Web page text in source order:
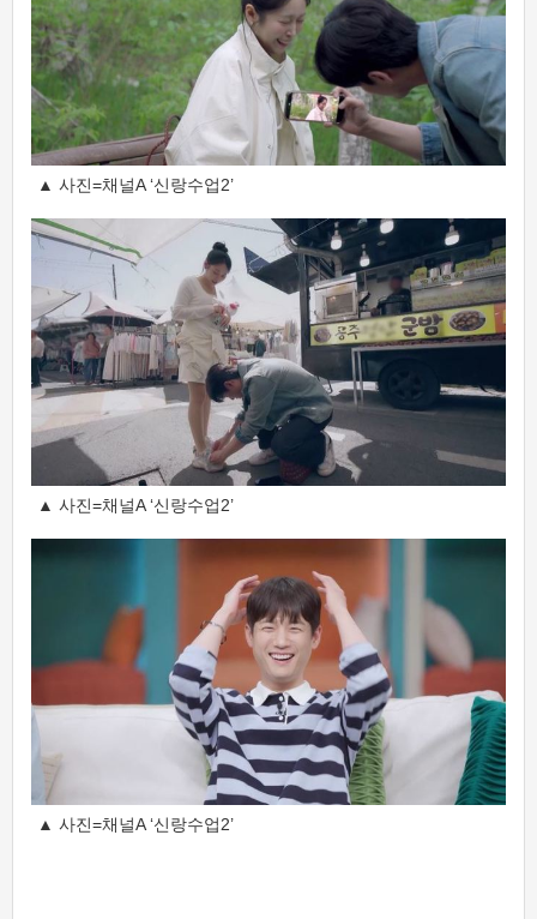
▲ 사진=채널A ‘신랑수업2’
▲ 사진=채널A ‘신랑수업2’
▲ 사진=채널A ‘신랑수업2’